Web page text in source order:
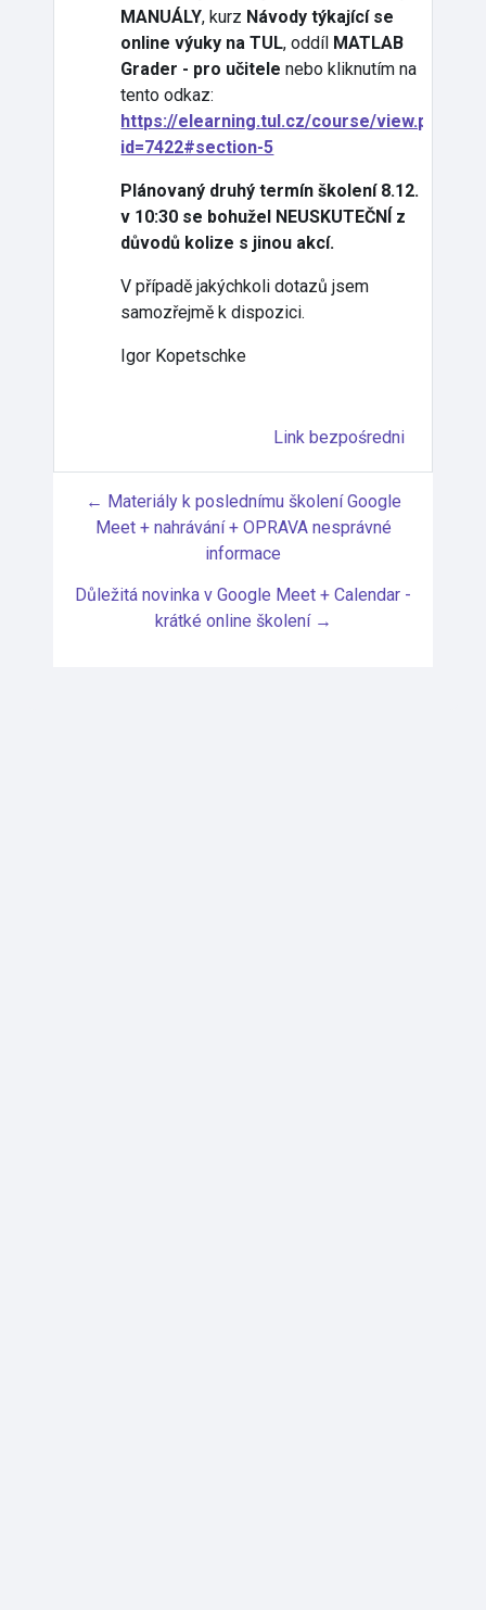
MANUÁLY, kurz Návody týkající se
online výuky na TUL, oddíl MATLAB
Grader - pro učitele nebo kliknutím na
tento odkaz:
https://elearning.tul.cz/course/view.php?
id=7422#section-5
Plánovaný druhý termín školení 8.12.
v 10:30 se bohužel NEUSKUTEČNÍ z
důvodů kolize s jinou akcí.
V případě jakýchkoli dotazů jsem
samozřejmě k dispozici.
Igor Kopetschke
Link bezpośredni
← Materiály k poslednímu školení Google
Meet + nahrávání + OPRAVA nesprávné
informace
Důležitá novinka v Google Meet + Calendar -
krátké online školení →